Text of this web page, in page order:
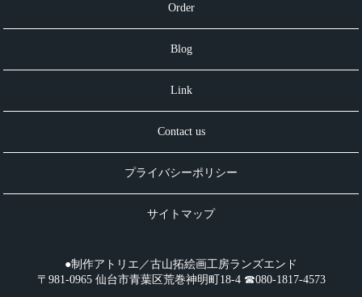
Order
Blog
Link
Contact us
プライバシーポリシー
サイトマップ
●制作アトリエ／古山拓絵画工房ランズエンド
〒981-0965 仙台市青葉区荒巻神明町18-4 ☎︎080-1817-4573